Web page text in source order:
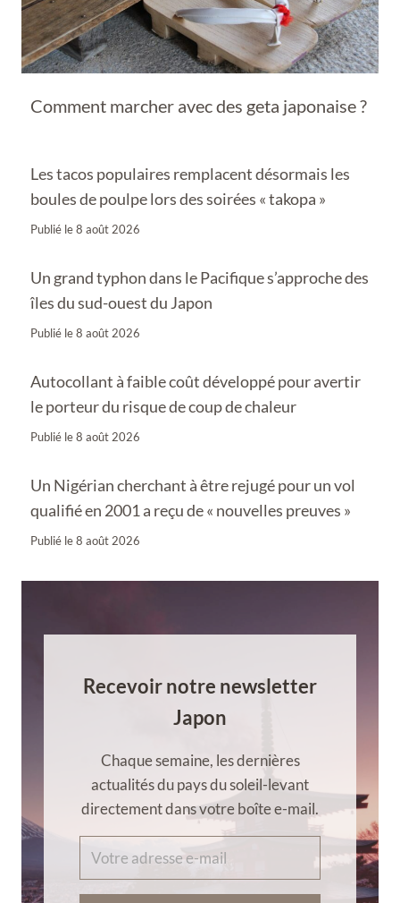
Comment marcher avec des geta japonaise ?
Les tacos populaires remplacent désormais les
boules de poulpe lors des soirées « takopa »
Publié le8 août 2026
Un grand typhon dans le Pacifique s’approche des
îles du sud-ouest du Japon
Publié le8 août 2026
Autocollant à faible coût développé pour avertir
le porteur du risque de coup de chaleur
Publié le8 août 2026
Un Nigérian cherchant à être rejugé pour un vol
qualifié en 2001 a reçu de « nouvelles preuves »
Publié le8 août 2026
Recevoir notre newsletter
Japon
Chaque semaine, les dernières
actualités du pays du soleil-levant
directement dans votre boîte e-mail.